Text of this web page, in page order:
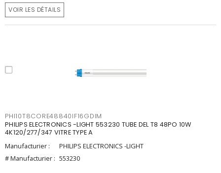
VOIR LES DÉTAILS
PHI10T8CORE48840IF16GDIM
PHILIPS ELECTRONICS -LIGHT 553230 TUBE DEL T8 48PO 10W
4K120/277/347 VITRE TYPE A
Manufacturier :
PHILIPS ELECTRONICS -LIGHT
# Manufacturier : 553230